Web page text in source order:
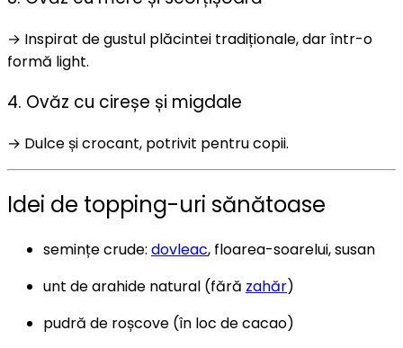
→ Inspirat de gustul plăcintei tradiționale, dar într-o
formă light.
4. Ovăz cu cireșe și migdale
→ Dulce și crocant, potrivit pentru copii.
Idei de topping-uri sănătoase
semințe crude: dovleac, floarea-soarelui, susan
unt de arahide natural (fără zahăr)
pudră de roșcove (în loc de cacao)